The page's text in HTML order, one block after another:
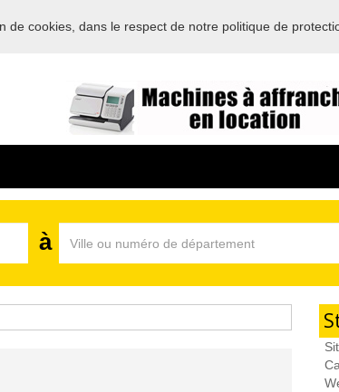
professionnels de la location en France
à
cookies, dans le respect de notre politique de